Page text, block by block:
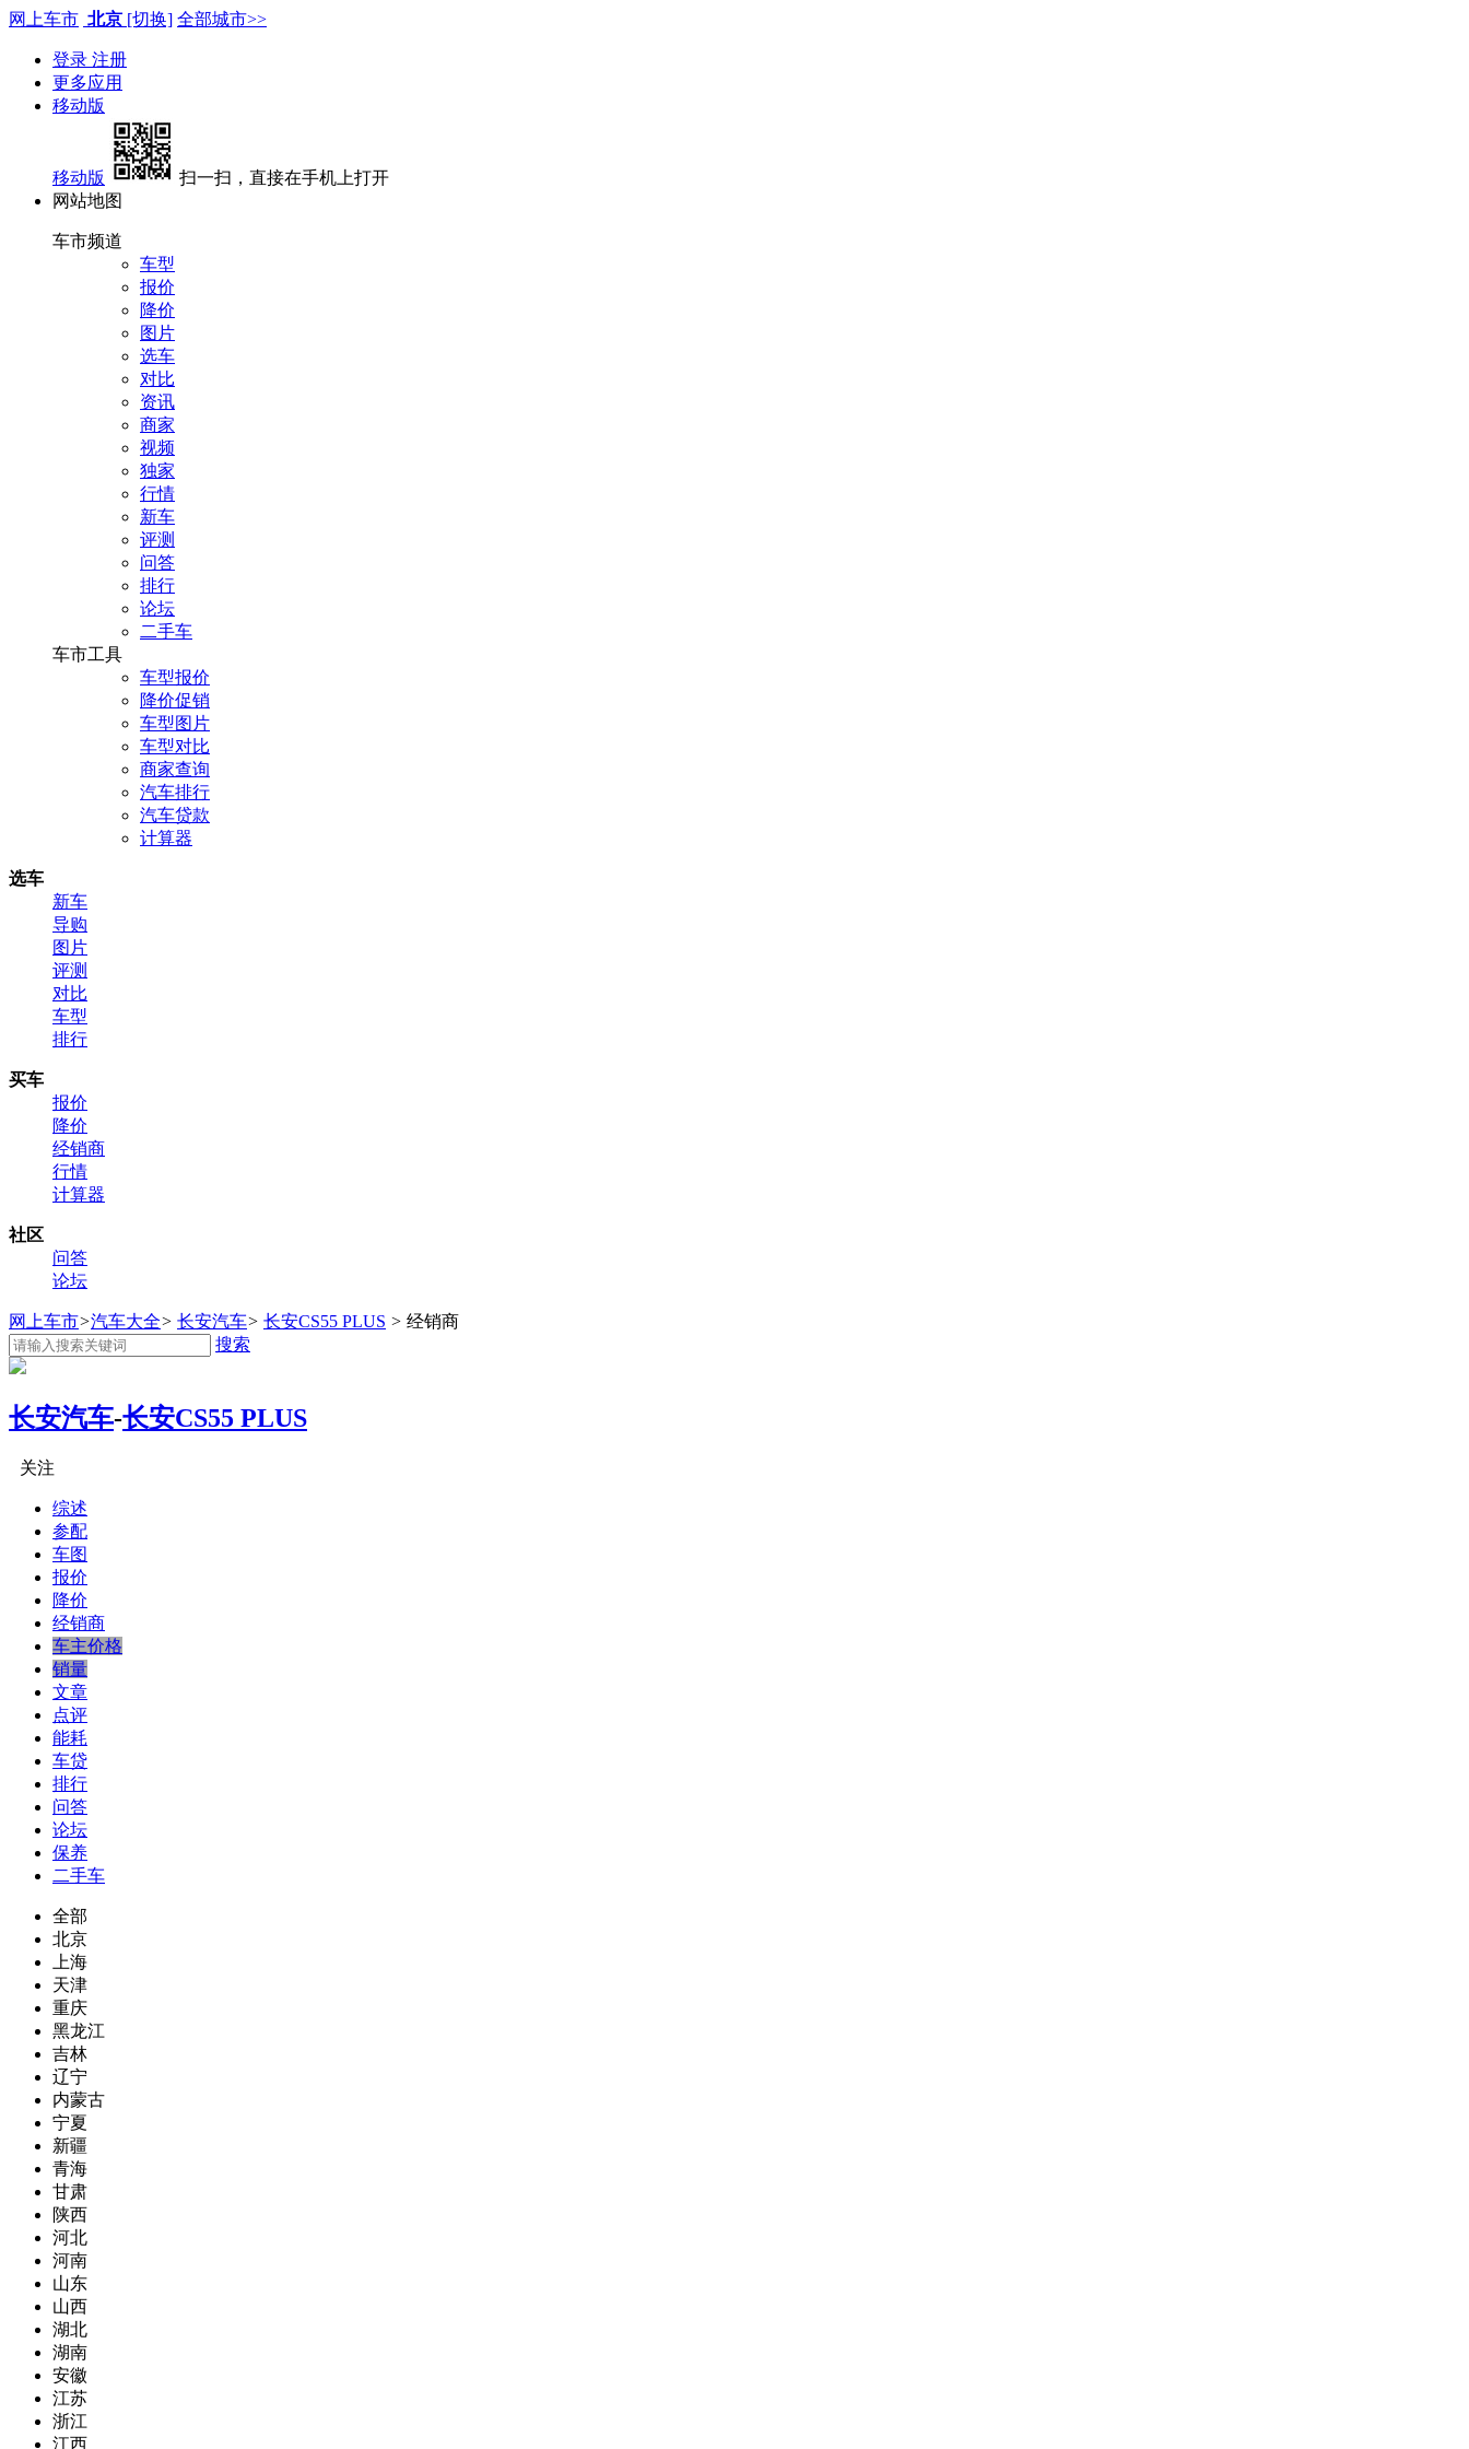
网上车市 北京 [切换] 全部城市>>
登录 注册
更多应用
移动版
移动版
扫一扫，直接在手机上打开
网站地图
车市频道
车型
报价
降价
图片
选车
对比
资讯
商家
视频
独家
行情
新车
评测
问答
排行
论坛
二手车
车市工具
车型报价
降价促销
车型图片
车型对比
商家查询
汽车排行
汽车贷款
计算器
选车
新车
导购
图片
评测
对比
车型
排行
买车
报价
降价
经销商
行情
计算器
社区
问答
论坛
网上车市>汽车大全> 长安汽车> 长安CS55 PLUS > 经销商
搜索
长安汽车-长安CS55 PLUS
关注
综述
参配
车图
报价
降价
经销商
车主价格
销量
文章
点评
能耗
车贷
排行
问答
论坛
保养
二手车
全部
北京
上海
天津
重庆
黑龙江
吉林
辽宁
内蒙古
宁夏
新疆
青海
甘肃
陕西
河北
河南
山东
山西
湖北
湖南
安徽
江苏
浙江
江西